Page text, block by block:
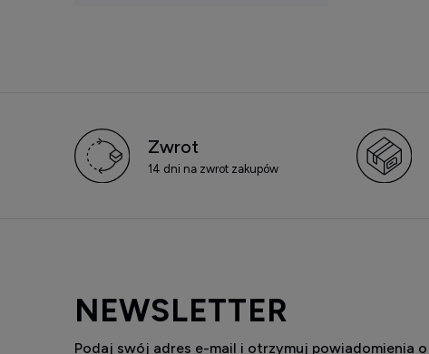
Zwrot
14 dni na zwrot zakupów
NEWSLETTER
Podaj swój adres e-mail i otrzymuj powiadomienia o